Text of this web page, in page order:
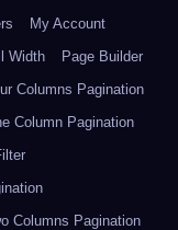
My Account
Width
Page Builder
Columns Pagination
Column Pagination
Columns Pagination